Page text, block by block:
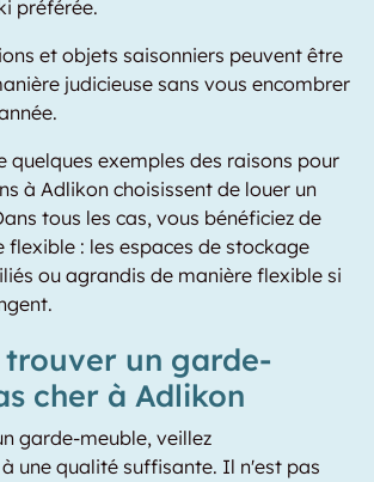
préférée.
et objets saisonniers peuvent être
judicieuse sans vous encombrer
quelques exemples des raisons pour
à Adlikon choisissent de louer un
tous les cas, vous bénéficiez de
: les espaces de stockage
ou agrandis de manière flexible si
trouver un garde-
cher à Adlikon
garde-meuble, veillez
une qualité suffisante. Il n'est pas